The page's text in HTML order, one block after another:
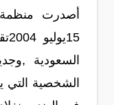
أصدرت
السعودية
الشخصية التي